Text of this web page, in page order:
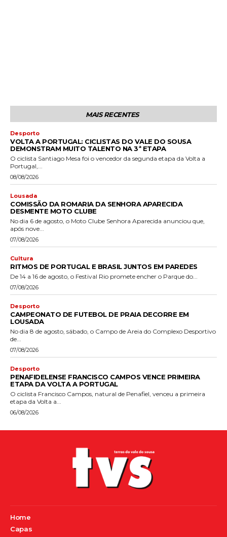
MAIS RECENTES
Desporto
VOLTA A PORTUGAL: CICLISTAS DO VALE DO SOUSA
DEMONSTRAM MUITO TALENTO NA 3ª ETAPA
O ciclista Santiago Mesa foi o vencedor da segunda etapa da Volta a
Portugal,...
08/08/2026
Lousada
COMISSÃO DA ROMARIA DA SENHORA APARECIDA
DESMENTE MOTO CLUBE
No dia 6 de agosto, o Moto Clube Senhora Aparecida anunciou que,
após nove...
07/08/2026
Cultura
RITMOS DE PORTUGAL E BRASIL JUNTOS EM PAREDES
De 14 a 16 de agosto, o Festival Rio promete encher o Parque do...
07/08/2026
Desporto
CAMPEONATO DE FUTEBOL DE PRAIA DECORRE EM
LOUSADA
No dia 8 de agosto, sábado, o Campo de Areia do Complexo Desportivo
de...
07/08/2026
Desporto
PENAFIDELENSE FRANCISCO CAMPOS VENCE PRIMEIRA
ETAPA DA VOLTA A PORTUGAL
O ciclista Francisco Campos, natural de Penafiel, venceu a primeira
etapa da Volta a...
06/08/2026
Home
Capas